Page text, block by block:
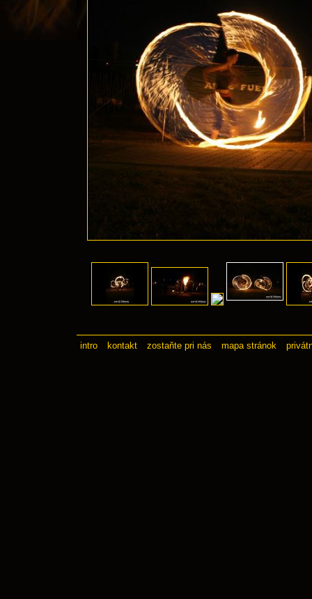
intro kontakt zostaňte pri nás mapa stránok